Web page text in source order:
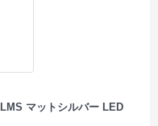
マットシルバー LED